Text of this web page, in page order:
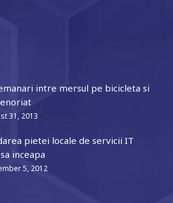
intre mersul pe bicicleta si
31, 2013
pietei locale de servicii IT
inceapa
5, 2012